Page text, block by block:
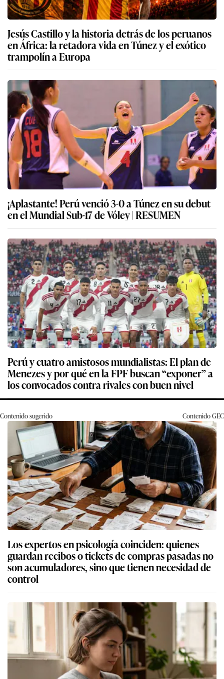
Jesús Castillo y la historia detrás de los peruanos
en África: la retadora vida en Túnez y el exótico
trampolín a Europa
¡Aplastante! Perú venció 3-0 a Túnez en su debut
en el Mundial Sub-17 de Vóley | RESUMEN
Perú y cuatro amistosos mundialistas: El plan de
Menezes y por qué en la FPF buscan “exponer” a
los convocados contra rivales con buen nivel
Contenido sugerido ContenidoGEC
Los expertos en psicología coinciden: quienes
guardan recibos o tickets de compras pasadas no
son acumuladores, sino que tienen necesidad de
control